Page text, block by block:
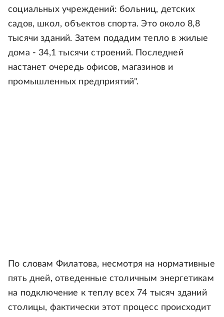
социальных учреждений: больниц, детских
садов, школ, объектов спорта. Это около 8,8
тысячи зданий. Затем подадим тепло в жилые
дома - 34,1 тысячи строений. Последней
настанет очередь офисов, магазинов и
промышленных предприятий".
По словам Филатова, несмотря на нормативные
пять дней, отведенные столичным энергетикам
на подключение к теплу всех 74 тысяч зданий
столицы, фактически этот процесс происходит